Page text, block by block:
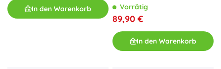
In den Warenkorb
60 Stk.
Vorrätig
89,90 €
In den Warenkorb